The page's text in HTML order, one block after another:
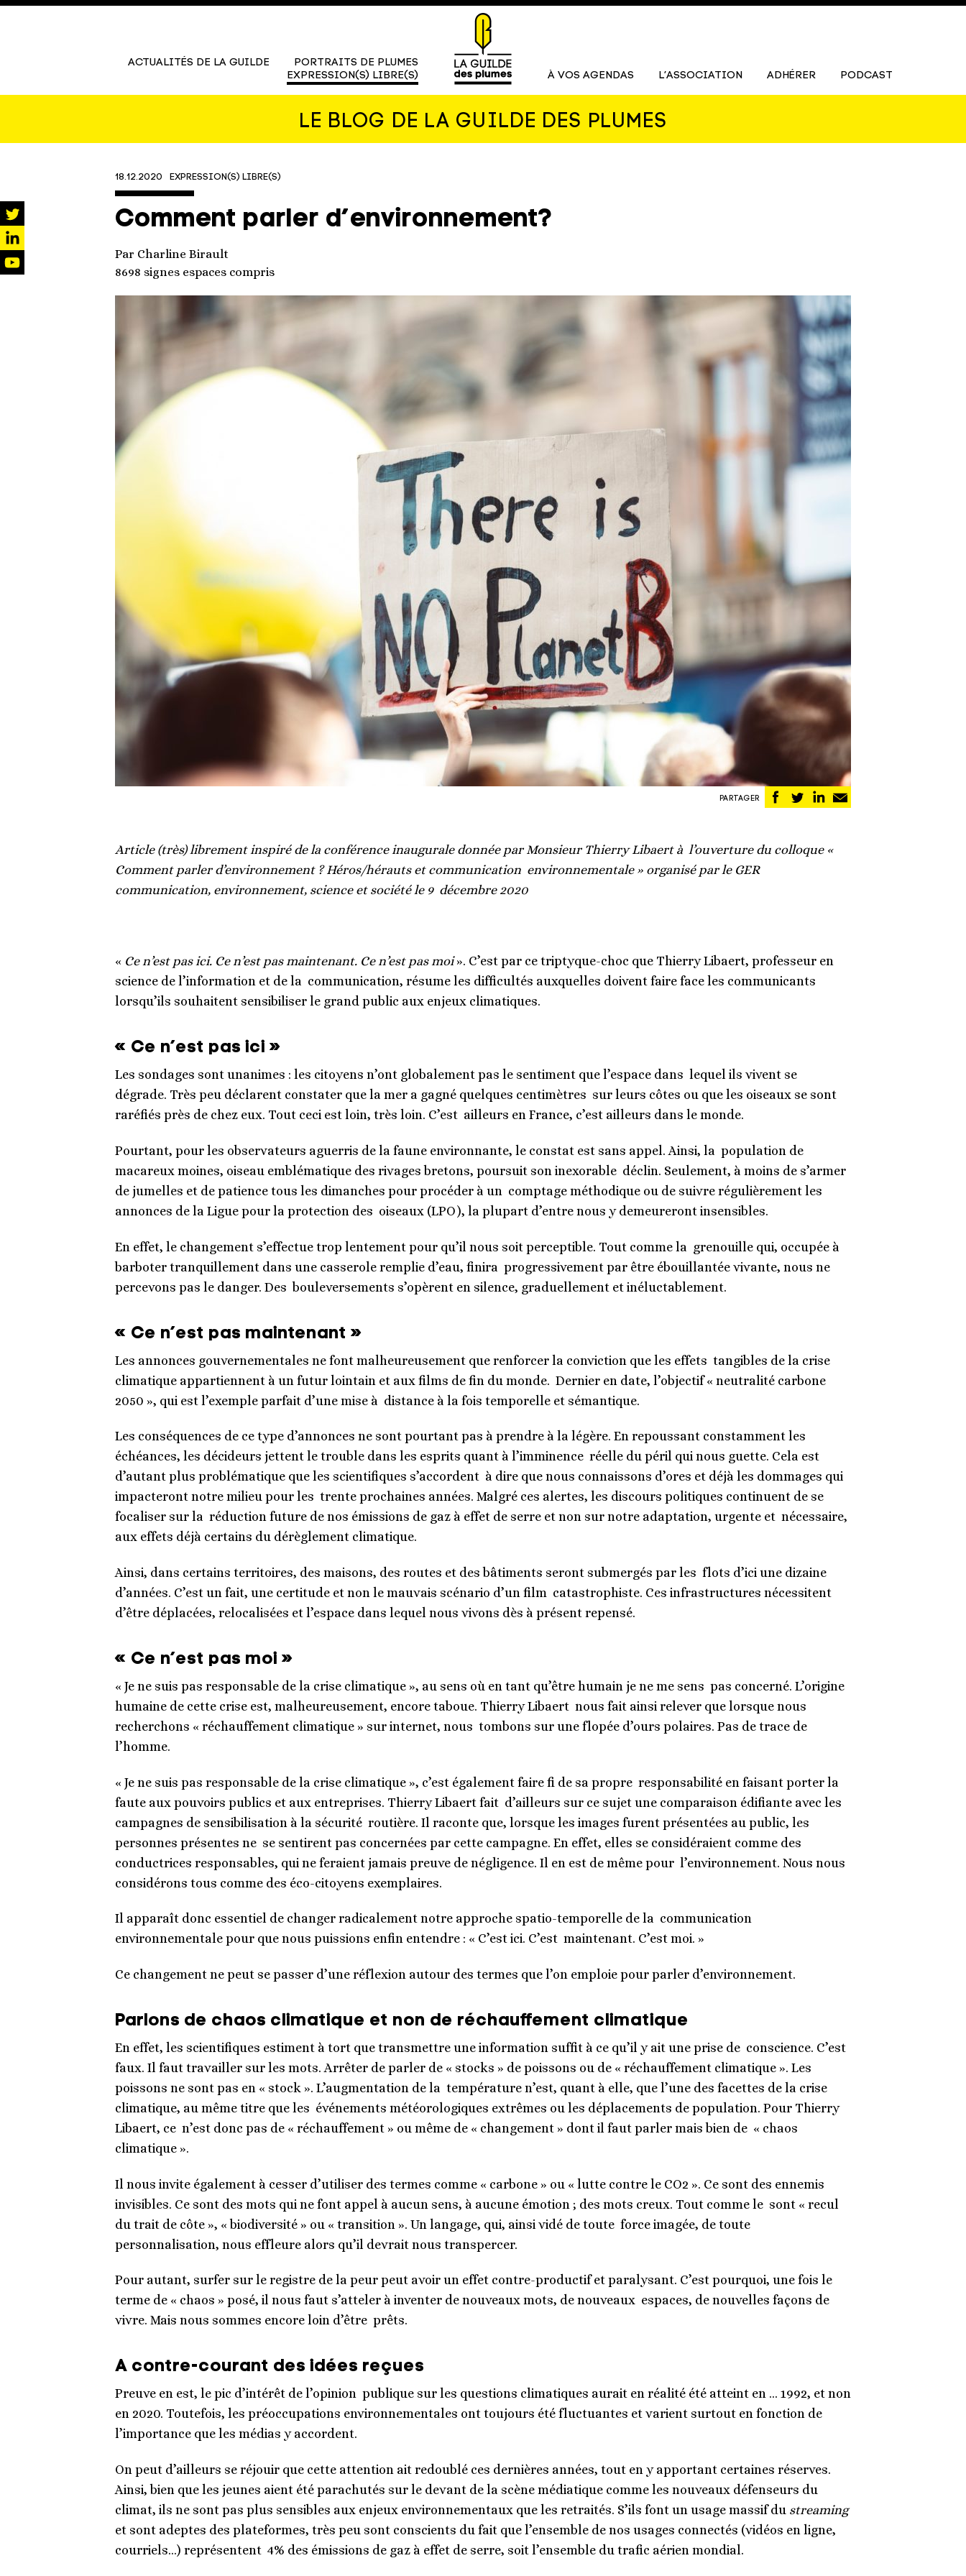
ACTUALITÉS DE LA GUILDE
PORTRAITS DE PLUMES
EXPRESSION(S) LIBRE(S)
À VOS AGENDAS L’ASSOCIATION ADHÉRER PODCAST
LE BLOG DE LA GUILDE DES PLUMES
18.12.2020 EXPRESSION(S) LIBRE(S)
Comment parler d’environnement?
Par Charline Birault
8698 signes espaces compris
PARTAGER
Partager
sur
Partager
sur
Partager
sur par
Article (très) librement inspiré de la conférence inaugurale donnée par Monsieur Thierry Libaert à l’ouverture du colloque «
Comment parler d’environnement ? Héros/hérauts et communication environnementale » organisé par le GER
communication, environnement, science et société le 9 décembre 2020
« Ce n’est pas ici. Ce n’est pas maintenant. Ce n’est pas moi». C’est par ce triptyque-choc que Thierry Libaert, professeur en
science de l’information et de la communication, résume les difficultés auxquelles doivent faire face les communicants
lorsqu’ils souhaitent sensibiliser le grand public aux enjeux climatiques.
« Ce n’est pas ici »
Les sondages sont unanimes : les citoyens n’ont globalement pas le sentiment que l’espace dans lequel ils vivent se
dégrade. Très peu déclarent constater que la mer a gagné quelques centimètres sur leurs côtes ou que les oiseaux se sont
raréfiés près de chez eux. Tout ceci est loin, très loin. C’est ailleurs en France, c’est ailleurs dans le monde.
Pourtant, pour les observateurs aguerris de la faune environnante, le constat est sans appel. Ainsi, la population de
macareux moines, oiseau emblématique des rivages bretons, poursuit son inexorable déclin. Seulement, à moins de s’armer
de jumelles et de patience tous les dimanches pour procéder à un comptage méthodique ou de suivre régulièrement les
annonces de la Ligue pour la protection des oiseaux (LPO), la plupart d’entre nous y demeureront insensibles.
En effet, le changement s’effectue trop lentement pour qu’il nous soit perceptible. Tout comme la grenouille qui, occupée à
barboter tranquillement dans une casserole remplie d’eau, finira progressivement par être ébouillantée vivante, nous ne
percevons pas le danger. Des bouleversements s’opèrent en silence, graduellement et inéluctablement.
« Ce n’est pas maintenant »
Les annonces gouvernementales ne font malheureusement que renforcer la conviction que les effets tangibles de la crise
climatique appartiennent à un futur lointain et aux films de fin du monde. Dernier en date, l’objectif « neutralité carbone
2050 », qui est l’exemple parfait d’une mise à distance à la fois temporelle et sémantique.
Les conséquences de ce type d’annonces ne sont pourtant pas à prendre à la légère. En repoussant constamment les
échéances, les décideurs jettent le trouble dans les esprits quant à l’imminence réelle du péril qui nous guette. Cela est
d’autant plus problématique que les scientifiques s’accordent à dire que nous connaissons d’ores et déjà les dommages qui
impacteront notre milieu pour les trente prochaines années. Malgré ces alertes, les discours politiques continuent de se
focaliser sur la réduction future de nos émissions de gaz à effet de serre et non sur notre adaptation, urgente et nécessaire,
aux effets déjà certains du dérèglement climatique.
Ainsi, dans certains territoires, des maisons, des routes et des bâtiments seront submergés par les flots d’ici une dizaine
d’années. C’est un fait, une certitude et non le mauvais scénario d’un film catastrophiste. Ces infrastructures nécessitent
d’être déplacées, relocalisées et l’espace dans lequel nous vivons dès à présent repensé.
« Ce n’est pas moi »
« Je ne suis pas responsable de la crise climatique », au sens où en tant qu’être humain je ne me sens pas concerné. L’origine
humaine de cette crise est, malheureusement, encore taboue. Thierry Libaert nous fait ainsi relever que lorsque nous
recherchons « réchauffement climatique » sur internet, nous tombons sur une flopée d’ours polaires. Pas de trace de
l’homme.
« Je ne suis pas responsable de la crise climatique », c’est également faire fi de sa propre responsabilité en faisant porter la
faute aux pouvoirs publics et aux entreprises. Thierry Libaert fait d’ailleurs sur ce sujet une comparaison édifiante avec les
campagnes de sensibilisation à la sécurité routière. Il raconte que, lorsque les images furent présentées au public, les
personnes présentes ne se sentirent pas concernées par cette campagne. En effet, elles se considéraient comme des
conductrices responsables, qui ne feraient jamais preuve de négligence. Il en est de même pour l’environnement. Nous nous
considérons tous comme des éco-citoyens exemplaires.
Il apparaît donc essentiel de changer radicalement notre approche spatio-temporelle de la communication
environnementale pour que nous puissions enfin entendre : « C’est ici. C’est maintenant. C’est moi. »
Ce changement ne peut se passer d’une réflexion autour des termes que l’on emploie pour parler d’environnement.
Parlons de chaos climatique et non de réchauffement climatique
En effet, les scientifiques estiment à tort que transmettre une information suffit à ce qu’il y ait une prise de conscience. C’est
faux. Il faut travailler sur les mots. Arrêter de parler de « stocks » de poissons ou de « réchauffement climatique ». Les
poissons ne sont pas en « stock ». L’augmentation de la température n’est, quant à elle, que l’une des facettes de la crise
climatique, au même titre que les événements météorologiques extrêmes ou les déplacements de population. Pour Thierry
Libaert, ce n’est donc pas de « réchauffement » ou même de « changement » dont il faut parler mais bien de « chaos
climatique ».
Il nous invite également à cesser d’utiliser des termes comme « carbone » ou « lutte contre le CO2 ». Ce sont des ennemis
invisibles. Ce sont des mots qui ne font appel à aucun sens, à aucune émotion ; des mots creux. Tout comme le sont « recul
du trait de côte », « biodiversité » ou « transition ». Un langage, qui, ainsi vidé de toute force imagée, de toute
personnalisation, nous effleure alors qu’il devrait nous transpercer.
Pour autant, surfer sur le registre de la peur peut avoir un effet contre-productif et paralysant. C’est pourquoi, une fois le
terme de « chaos » posé, il nous faut s’atteler à inventer de nouveaux mots, de nouveaux espaces, de nouvelles façons de
vivre. Mais nous sommes encore loin d’être prêts.
A contre-courant des idées reçues
Preuve en est, le pic d’intérêt de l’opinion publique sur les questions climatiques aurait en réalité été atteint en … 1992, et non
en 2020. Toutefois, les préoccupations environnementales ont toujours été fluctuantes et varient surtout en fonction de
l’importance que les médias y accordent.
On peut d’ailleurs se réjouir que cette attention ait redoublé ces dernières années, tout en y apportant certaines réserves.
Ainsi, bien que les jeunes aient été parachutés sur le devant de la scène médiatique comme les nouveaux défenseurs du
climat, ils ne sont pas plus sensibles aux enjeux environnementaux que les retraités. S’ils font un usage massif du streaming
et sont adeptes des plateformes, très peu sont conscients du fait que l’ensemble de nos usages connectés (vidéos en ligne,
courriels…) représentent 4% des émissions de gaz à effet de serre, soit l’ensemble du trafic aérien mondial.
twitter
linkedin